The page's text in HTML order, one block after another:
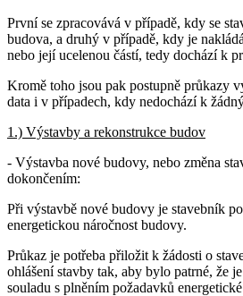
První se zpracovává v případě, kdy se
budova, a druhý v případě, kdy je
nebo její ucelenou částí, tedy dochází k
Kromě toho jsou pak postupně průkazy
data i v případech, kdy nedochází k
1.) Výstavby a rekonstrukce budov
- Výstavba nové budovy, nebo změna
dokončením:
Při výstavbě nové budovy je stavebník
energetickou náročnost budovy.
Průkaz je potřeba přiložit k žádosti o
ohlášení stavby tak, aby bylo patrné, že
souladu s plněním požadavků